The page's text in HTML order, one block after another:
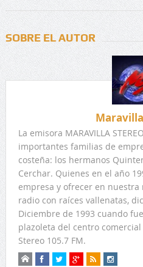
SOBRE EL AUTOR
La emisora MARAVILLA
importantes familias de
costeña: los hermanos
Cerchar. Quienes en el año
empresa y ofrecer en
radio con raíces vallenatas,
Diciembre de 1993 cuando
plazoleta del centro
Stereo 105.7 FM.